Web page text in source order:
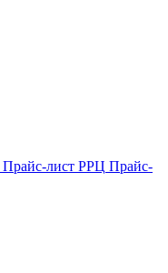
Прайс-лист РРЦ Прайс-